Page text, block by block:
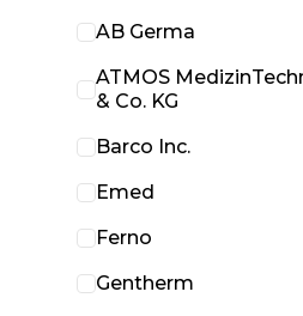
AB Germa
ATMOS
& Co. KG
Barco Inc.
Emed
Ferno
Gentherm